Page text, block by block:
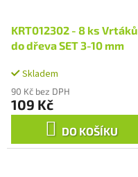
KRT012302 - 8 ks Vrtáků
do dřeva SET 3-10 mm
Skladem
90 Kč bez DPH
109 Kč
DO KOŠÍKU